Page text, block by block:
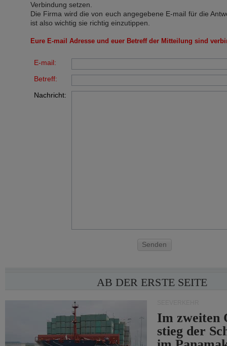
Verbindung setzen.
Die Firma wird die von euch angegebene E-mail für die
ist also wichtig sie richtig einzutippen.
Eure E-mail Adresse und euer Betreff der Mitteilung sind
E-mail:
Betreff:
Nachricht:
Senden
AB DER ERSTE SEITE
Im zweiten
stieg der